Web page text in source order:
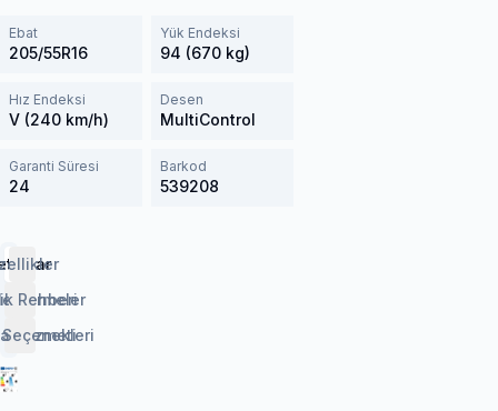
Ebat
205/55R16
Yük Endeksi
94 (670 kg)
Hız Endeksi
V (240 km/h)
Desen
MultiControl
Garanti Süresi
24
Barkod
539208
Rehberi
Hizmeti